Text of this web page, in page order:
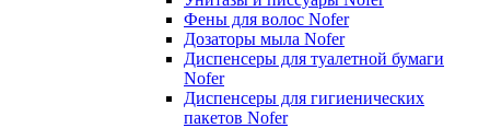
Фены для волос Nofer
Дозаторы мыла Nofer
Диспенсеры для туалетной бумаги
Nofer
Диспенсеры для гигиенических
пакетов Nofer